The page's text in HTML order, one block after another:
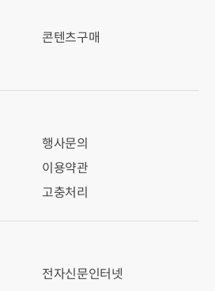
콘텐츠구매
행사문의
이용약관
고충처리
전자신문인터넷